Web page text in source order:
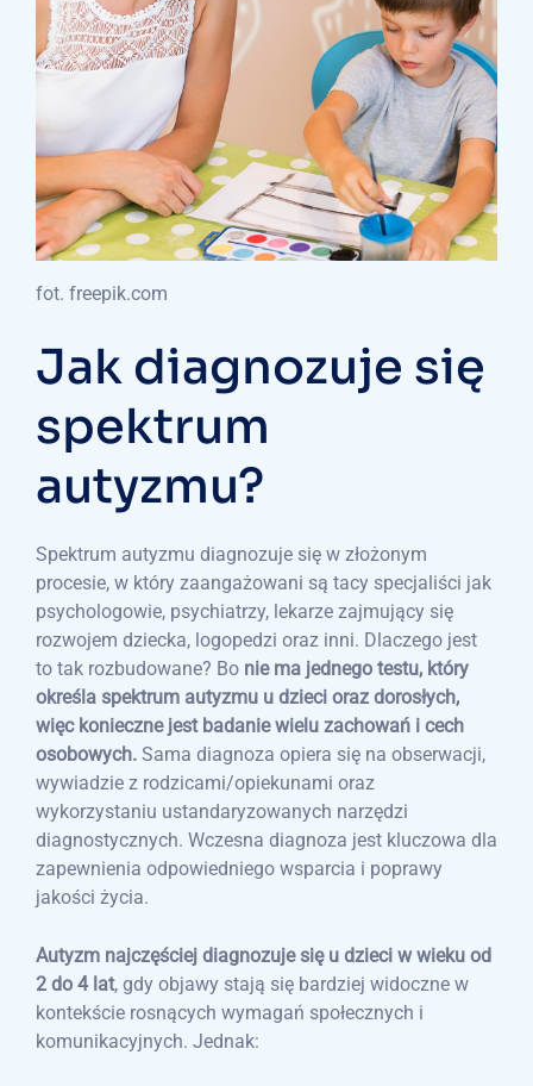
fot. freepik.com
Jak diagnozuje się
spektrum
autyzmu?
Spektrum autyzmu diagnozuje się w złożonym
procesie, w który zaangażowani są tacy specjaliści jak
psychologowie, psychiatrzy, lekarze zajmujący się
rozwojem dziecka, logopedzi oraz inni. Dlaczego jest
to tak rozbudowane? Bo nie ma jednego testu, który
określa spektrum autyzmu u dzieci oraz dorosłych,
więc konieczne jest badanie wielu zachowań i cech
osobowych. Sama diagnoza opiera się na obserwacji,
wywiadzie z rodzicami/opiekunami oraz
wykorzystaniu ustandaryzowanych narzędzi
diagnostycznych. Wczesna diagnoza jest kluczowa dla
zapewnienia odpowiedniego wsparcia i poprawy
jakości życia.
Autyzm najczęściej diagnozuje się u dzieci w wieku od
2 do 4 lat, gdy objawy stają się bardziej widoczne w
kontekście rosnących wymagań społecznych i
komunikacyjnych. Jednak: